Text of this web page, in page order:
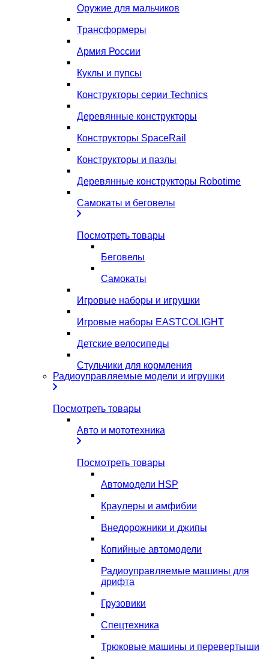
Оружие для мальчиков
Трансформеры
Армия России
Куклы и пупсы
Конструкторы серии Technics
Деревянные конструкторы
Конструкторы SpaceRail
Конструкторы и пазлы
Деревянные конструкторы Robotime
Самокаты и беговелы
Посмотреть товары
Беговелы
Самокаты
Игровые наборы и игрушки
Игровые наборы EASTCOLIGHT
Детские велосипеды
Стульчики для кормления
Радиоуправляемые модели и игрушки
Посмотреть товары
Авто и мототехника
Посмотреть товары
Автомодели HSP
Краулеры и амфибии
Внедорожники и джипы
Копийные автомодели
Радиоуправляемые машины для
дрифта
Грузовики
Спецтехника
Трюковые машины и перевертыши